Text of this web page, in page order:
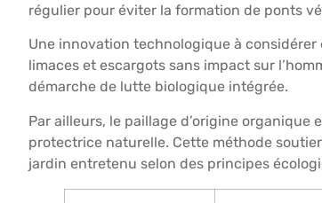
régulier pour éviter la formation de ponts
Une innovation technologique à
limaces et escargots sans impact sur
démarche de lutte biologique intégrée.
Par ailleurs, le paillage d’origine
protectrice naturelle. Cette méthode
jardin entretenu selon des principes